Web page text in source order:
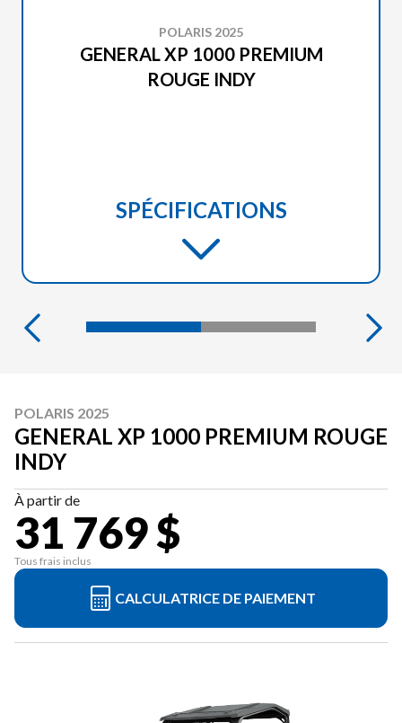
POLARIS 2025
GENERAL XP 1000 PREMIUM
ROUGE INDY
SPÉCIFICATIONS
POLARIS 2025
GENERAL XP 1000 PREMIUM ROUGE
INDY
À partir de
31 769 $
Tous frais inclus
CALCULATRICE DE PAIEMENT